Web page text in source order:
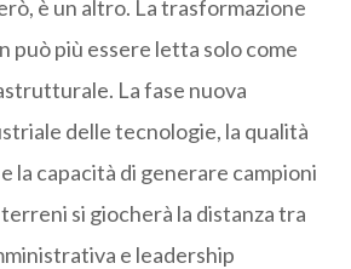
è un altro. La trasformazione
può più essere letta solo come
La fase nuova
delle tecnologie, la qualità
la capacità di generare campioni
si giocherà la distanza tra
e leadership